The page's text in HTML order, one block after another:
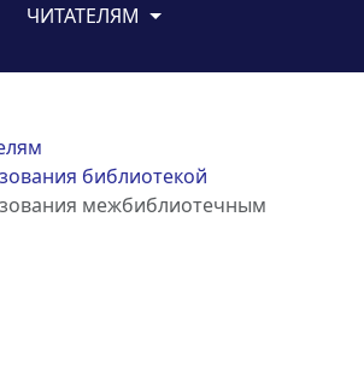
ЧИТАТЕЛЯМ
библиотекой
межбиблиотечным